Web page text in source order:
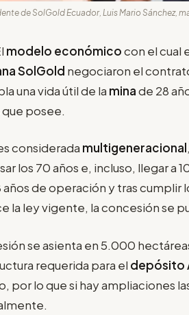
de SolGold Ecuador, Luis Mario Sánchez,
modelo económicocon el cual
SolGold negociaron el
una vida útil de la minade 28
posee.
considerada multigeneracional
los 70 años e, incluso, llegar a
años de operación y tras
la ley vigente, la concesión se
se asienta en 5.000
requerida para el depósito
por lo que si hay ampliaciones